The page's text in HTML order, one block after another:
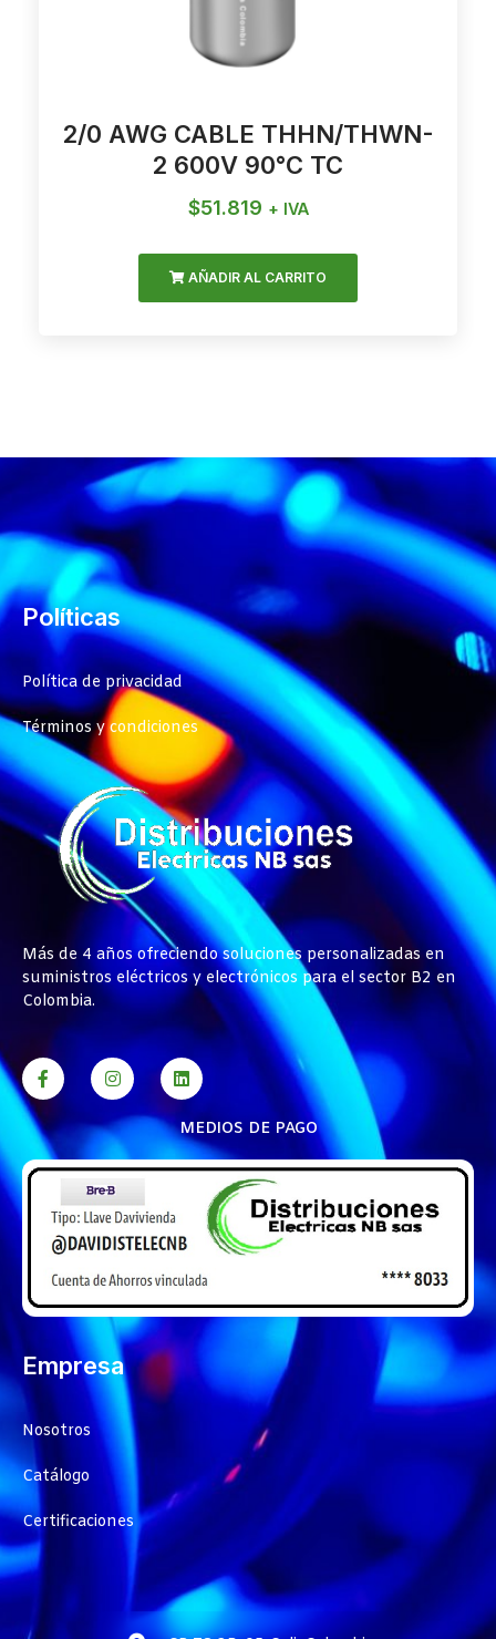
2/0 AWG CABLE THHN/THWN-
2 600V 90°C TC
$51.819 + IVA
AÑADIR AL CARRITO
Políticas
Política de privacidad
Términos y condiciones
Más de 4 años ofreciendo soluciones personalizadas en
suministros eléctricos y electrónicos para el sector B2 en
Colombia.
MEDIOS DE PAGO
Empresa
Nosotros
Catálogo
Certificaciones